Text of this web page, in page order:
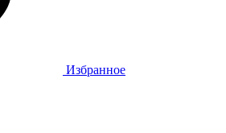
Избранное